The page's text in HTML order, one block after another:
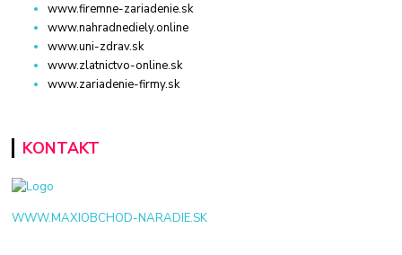
www.firemne-zariadenie.sk
www.nahradnediely.online
www.uni-zdrav.sk
www.zlatnictvo-online.sk
www.zariadenie-firmy.sk
KONTAKT
WWW.MAXIOBCHOD-NARADIE.SK